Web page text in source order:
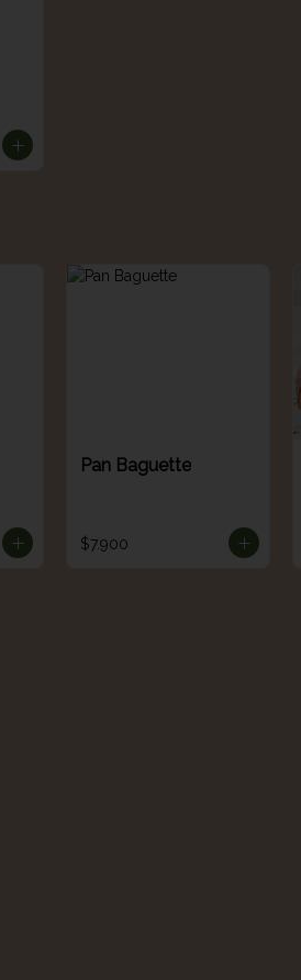
Pan Baguette
$7.900